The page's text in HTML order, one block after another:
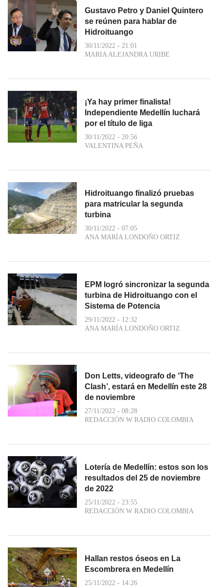
Gustavo Petro y Daniel Quintero
se reúnen para hablar de
Hidroituango
30/11/2022 - 21:01
MARIA ALEJANDRA URIBE
¡Ya hay primer finalista!
Independiente Medellín luchará
por el título de liga
30/11/2022 - 20:56
VALENTINA PEÑA
Hidroituango finalizó pruebas
para matricular la segunda
turbina
30/11/2022 - 07:05
ANA MARÍA LONDOÑO ORTIZ
EPM logró sincronizar la segunda
turbina de Hidroituango con el
Sistema de Potencia
29/11/2022 - 12:32
ANA MARÍA LONDOÑO ORTIZ
Don Letts, videografo de ‘The
Clash’, estará en Medellín este 28
de noviembre
27/11/2022 - 08:28
REDACCIÓN W RADIO COLOMBIA
Lotería de Medellín: estos son los
resultados del 25 de noviembre
de 2022
25/11/2022 - 23:55
REDACCIÓN W RADIO COLOMBIA
Hallan restos óseos en La
Escombrera en Medellín
25/11/2022 - 14:26